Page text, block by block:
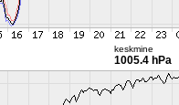
keskmine
1005.4 hPa